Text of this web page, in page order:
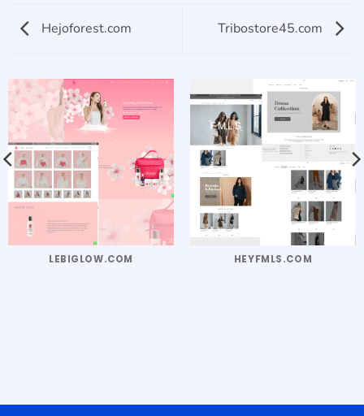
Hejoforest.com Tribostore45.com
LEBIGLOW.COM HEYFMLS.COM